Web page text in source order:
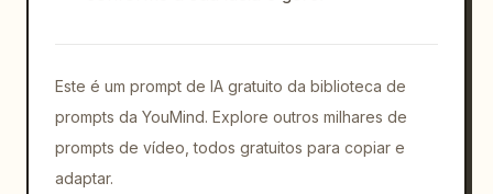
Este é um prompt de IA gratuito da biblioteca de
prompts da YouMind. Explore outros milhares de
prompts de vídeo, todos gratuitos para copiar e
adaptar.